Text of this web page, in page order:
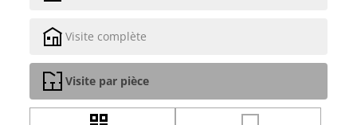
Visite complète
Visite par pièce